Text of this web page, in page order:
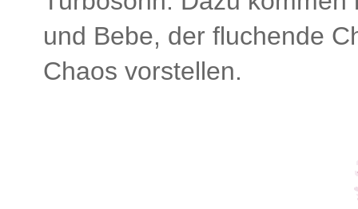
und Bebe, der fluchende
Chaos vorstellen.